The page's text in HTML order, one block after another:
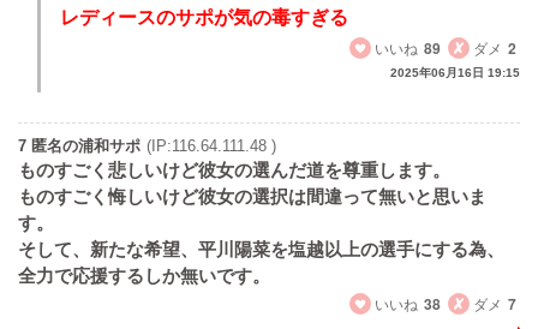
レディースのサポが気の毒すぎる
いいね 89 ダメ 2
2025年06月16日 19:15
7 匿名の浦和サポ (IP:116.64.111.48 )
ものすごく悲しいけど彼女の選んだ道を尊重します。
ものすごく悔しいけど彼女の選択は間違って無いと思いま
す。
そして、新たな希望、平川陽菜を塩越以上の選手にする為、
全力で応援するしか無いです。
いいね 38 ダメ 7